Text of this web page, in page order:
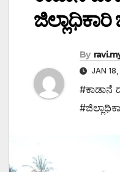
By
JAN
#ಕಾಡಾನೆ